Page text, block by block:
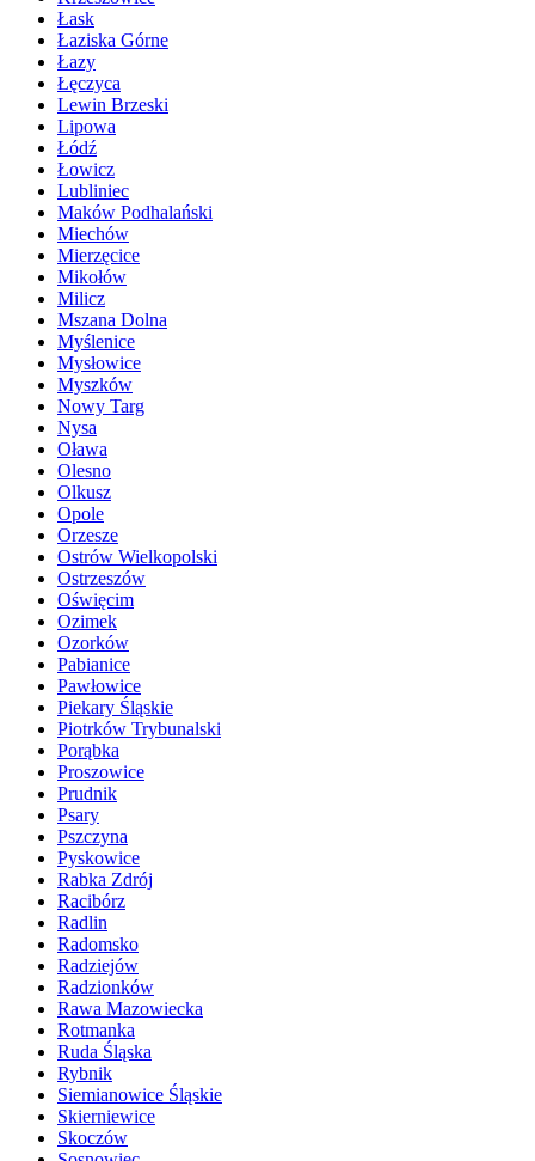
Łask
Łaziska Górne
Łazy
Łęczyca
Lewin Brzeski
Lipowa
Łódź
Łowicz
Lubliniec
Maków Podhalański
Miechów
Mierzęcice
Mikołów
Milicz
Mszana Dolna
Myślenice
Mysłowice
Myszków
Nowy Targ
Nysa
Oława
Olesno
Olkusz
Opole
Orzesze
Ostrów Wielkopolski
Ostrzeszów
Oświęcim
Ozimek
Ozorków
Pabianice
Pawłowice
Piekary Śląskie
Piotrków Trybunalski
Porąbka
Proszowice
Prudnik
Psary
Pszczyna
Pyskowice
Rabka Zdrój
Racibórz
Radlin
Radomsko
Radziejów
Radzionków
Rawa Mazowiecka
Rotmanka
Ruda Śląska
Rybnik
Siemianowice Śląskie
Skierniewice
Skoczów